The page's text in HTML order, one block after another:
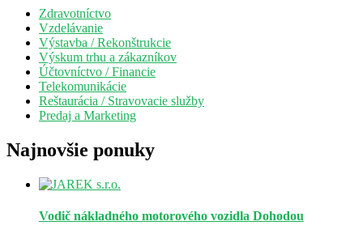
Zdravotníctvo
Vzdelávanie
Výstavba / Rekonštrukcie
Výskum trhu a zákazníkov
Účtovníctvo / Financie
Telekomunikácie
Reštaurácia / Stravovacie služby
Predaj a Marketing
Najnovšie ponuky
Vodič nákladného motorového vozidla Dohodou